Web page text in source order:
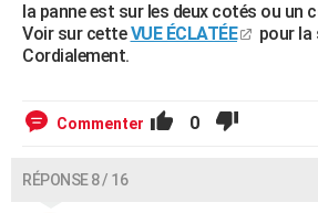
la panne est sur les deux cotés ou un
Voir sur cetteVUE ÉCLATÉE
pour la
Cordialement.
Commenter 0
RÉPONSE 8 / 16